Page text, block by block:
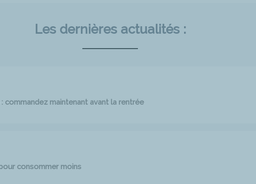
Les dernières actualités :
commandez maintenant avant la rentrée
consommer moins